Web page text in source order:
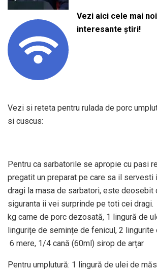
Vezi aici cele mai
interesante știri!
Vezi si reteta pentru rulada de porc
si cuscus:
Pentru ca sarbatorile se apropie cu pasi
pregatit un preparat pe care sa il servesti
dragi la masa de sarbatori, este deosebit
siguranta ii vei surprinde pe toti cei dragi.
kg carne de porc dezosată, 1 lingură de
lingurițe de semințe de fenicul, 2 lingurite
6 mere, 1/4 cană (60ml) sirop de arțar
Pentru umplutură: 1 lingură de ulei de